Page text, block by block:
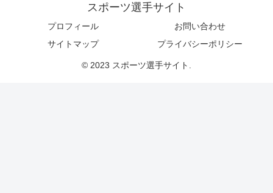
スポーツ選手サイト
プロフィール
お問い合わせ
サイトマップ
プライバシーポリシー
© 2023 スポーツ選手サイト.